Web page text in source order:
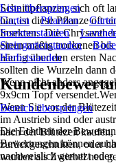
Schnittpflanzen, sich oft
hin, ist diese Pflanze oft
Insekten. Die
einen mäßig trockenen
häufig über den ersten
sollten die Wurzeln dann
Wenn nicht anders
9x9cm Topf
Wenn Sie vor der
im Austrieb sind oder
nach der Blütezeit
zurückgeschnitten, oder
wurden als Zwiebel neu
Liste überspringen
Garten
Pflanzen
Sommerstauden
Steingartenstauden
Herbststauden
Bereich überspringen
Die Echtheit der
Bewertungen können
nachweislich genutzt oder